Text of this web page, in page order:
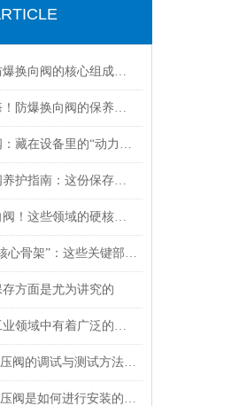
别只看外观！防爆换向阀的核心组成部分，才是安全关键
别等故障才后悔！防爆换向阀的保养诀窍，早知道少踩坑
立磨机液压泵阀：藏在设备里的“动力心脏”，核心功能全拆解
立磨机液压泵阀养护指南：这份保存秘诀，让核心部件“历久弥新”！
别小看电液换向阀！这些领域的硬核应用，远超你的想象
电液换向阀的“核心骨架”：这些关键部件，决定设备运行效率！
方面是尤为讲究的
扳手泵阀组在工业领域中有着广泛的作用
Hytorc凯特克液压阀的调试与测试方法具体如下
Hytorc凯特克液压阀是如何进行安装的？你可知晓？